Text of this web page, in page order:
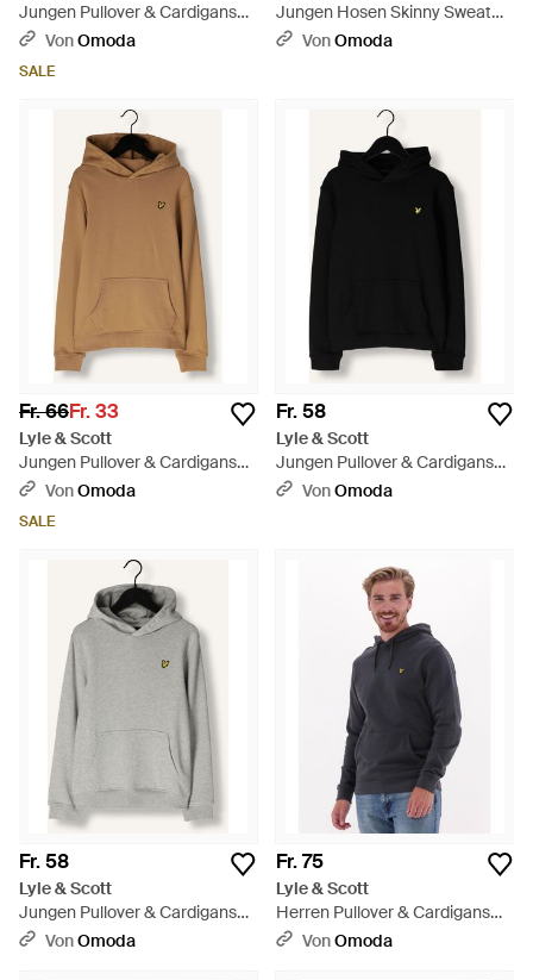
Jungen Pullover & Cardigans
Heavy Weight Drop Shoulder
VonOmoda
SALE
Jungen Hosen Skinny Sweat
Pant - Schwarz
VonOmoda
Fr. 66Fr. 33
Lyle & Scott
Jungen Pullover & Cardigans
Pullover Hoodie Boys - Braun
VonOmoda
SALE
Fr. 58
Lyle & Scott
Jungen Pullover & Cardigans
Pullover Hoodie Boys -
VonOmoda
Fr. 58
Lyle & Scott
Jungen Pullover & Cardigans
Pullover Hoodie Boys - Grau
VonOmoda
Fr. 75
Lyle & Scott
Herren Pullover & Cardigans
Pullover Hoodie - Blau
VonOmoda